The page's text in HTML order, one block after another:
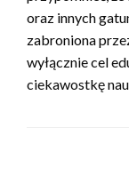
oraz innych
zabroniona
wyłącznie cel
ciekawostkę